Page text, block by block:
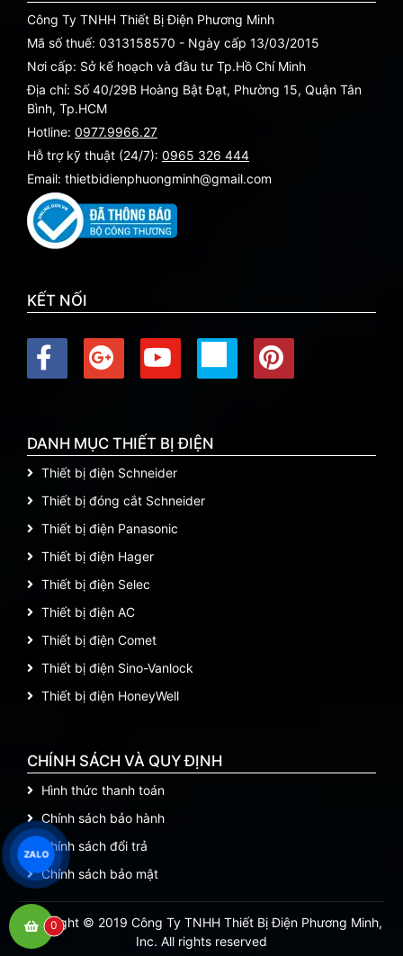
Công Ty TNHH Thiết Bị Điện Phương Minh
Mã số thuế: 0313158570 - Ngày cấp 13/03/2015
Nơi cấp: Sở kế hoạch và đầu tư Tp.Hồ Chí Minh
Địa chỉ: Số 40/29B Hoàng Bật Đạt, Phường 15, Quận Tân
Bình, Tp.HCM
Hotline: 0977.9966.27
Hỗ trợ kỹ thuật (24/7): 0965 326 444
Email: thietbidienphuongminh@gmail.com
KẾT NỐI
DANH MỤC THIẾT BỊ ĐIỆN
Thiết bị điện Schneider
Thiết bị đóng cắt Schneider
Thiết bị điện Panasonic
Thiết bị điện Hager
Thiết bị điện Selec
Thiết bị điện AC
Thiết bị điện Comet
Thiết bị điện Sino-Vanlock
Thiết bị điện HoneyWell
CHÍNH SÁCH VÀ QUY ĐỊNH
Hình thức thanh toán
Chính sách bảo hành
Chính sách đổi trả
Chính sách bảo mật
Copyright © 2019 Công Ty TNHH Thiết Bị Điện Phương Minh,
Inc. All rights reserved
0
ZALO